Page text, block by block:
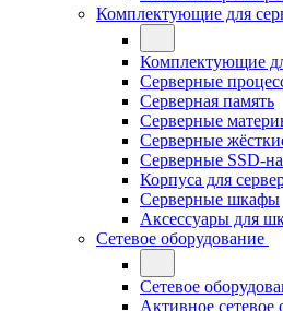
Комплектующие для
Комплектующие
Серверные
Серверная память
Серверные
Серверные
Серверные SSD-
Корпуса для
Серверные шкафы
Аксессуары для
Сетевое оборудование
Сетевое
Активное сетевое